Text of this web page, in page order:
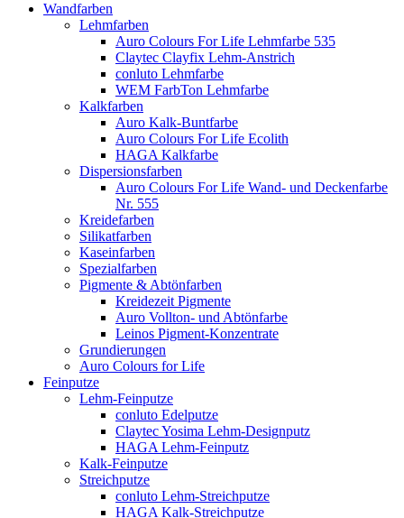
Wandfarben
Lehmfarben
Auro Colours For Life Lehmfarbe 535
Claytec Clayfix Lehm-Anstrich
conluto Lehmfarbe
WEM FarbTon Lehmfarbe
Kalkfarben
Auro Kalk-Buntfarbe
Auro Colours For Life Ecolith
HAGA Kalkfarbe
Dispersionsfarben
Auro Colours For Life Wand- und Deckenfarbe
Nr. 555
Kreidefarben
Silikatfarben
Kaseinfarben
Spezialfarben
Pigmente & Abtönfarben
Kreidezeit Pigmente
Auro Vollton- und Abtönfarbe
Leinos Pigment-Konzentrate
Grundierungen
Auro Colours for Life
Feinputze
Lehm-Feinputze
conluto Edelputze
Claytec Yosima Lehm-Designputz
HAGA Lehm-Feinputz
Kalk-Feinputze
Streichputze
conluto Lehm-Streichputze
HAGA Kalk-Streichputze